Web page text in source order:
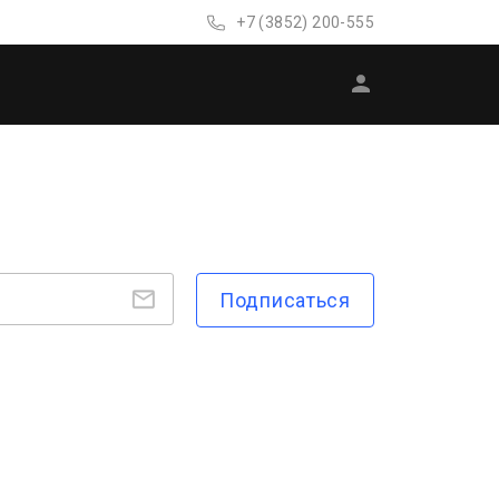
+7 (3852) 200-555
Подписаться